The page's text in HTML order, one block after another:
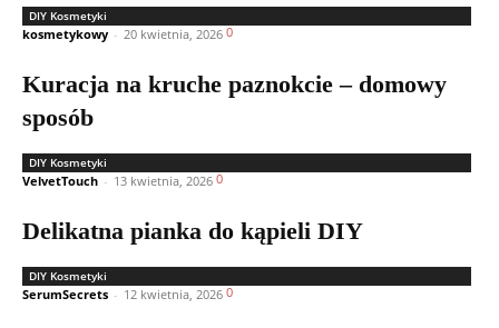
DIY Kosmetyki
kosmetykowy - 20 kwietnia, 2026 0
Kuracja na kruche paznokcie – domowy
sposób
DIY Kosmetyki
VelvetTouch - 13 kwietnia, 2026 0
Delikatna pianka do kąpieli DIY
DIY Kosmetyki
SerumSecrets - 12 kwietnia, 2026 0